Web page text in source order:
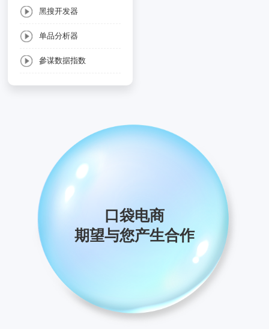
黑搜开发器
单品分析器
參谋数据指数
口袋电商
期望与您产生合作